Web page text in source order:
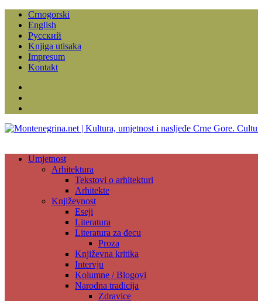
Crnogorski
English
Русский
Knjiga utisaka
Impresum
Kontakt
Umjetnost
Arhitektura
Tekstovi o arhitekturi
Arhitekte
Književnost
Eseji
Literatura
Literatura za đecu
Proza
Književna kritika
Intervju
Kolumne / Blogovi
Narodna tradicija
Zdravice